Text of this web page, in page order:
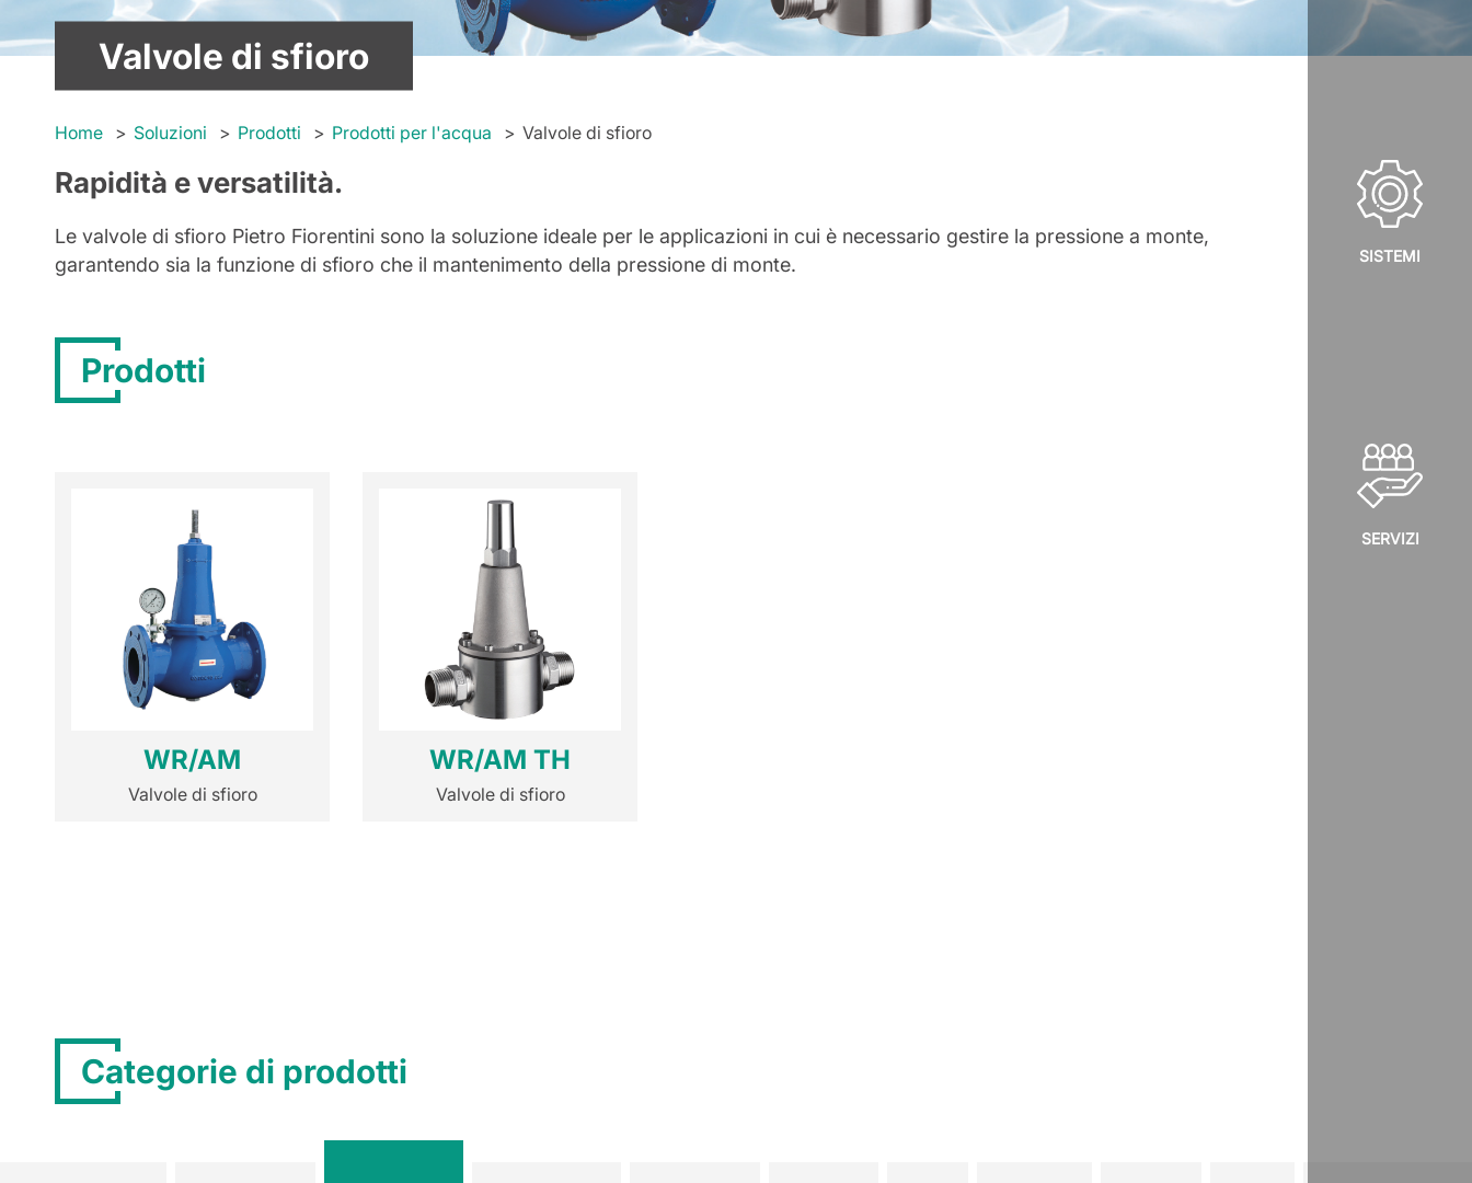
SISTEMI
SERVIZI
Valvole di sfioro
Home Soluzioni Prodotti Prodotti per l'acqua Valvole di sfioro
Rapidità e versatilità.
Le valvole di sfioro Pietro Fiorentini sono la soluzione ideale per le applicazioni in cui è necessario gestire la pressione a monte,
garantendo sia la funzione di sfioro che il mantenimento della pressione di monte.
Prodotti
WR/AM
Valvole di sfioro
WR/AM TH
Valvole di sfioro
Categorie di prodotti